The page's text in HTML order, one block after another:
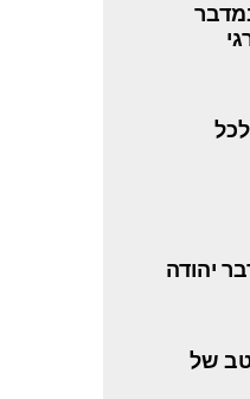
יהודה
של